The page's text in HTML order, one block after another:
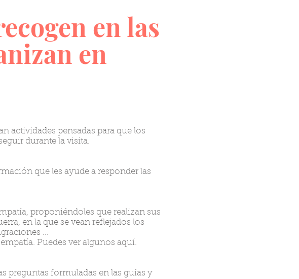
en las
en
actividades pensadas para que los
durante la visita.
que les ayude a responder las
proponiéndoles que realizan sus
en la que se vean reflejados los
...
Puedes ver algunos aquí.
preguntas formuladas en las guías y